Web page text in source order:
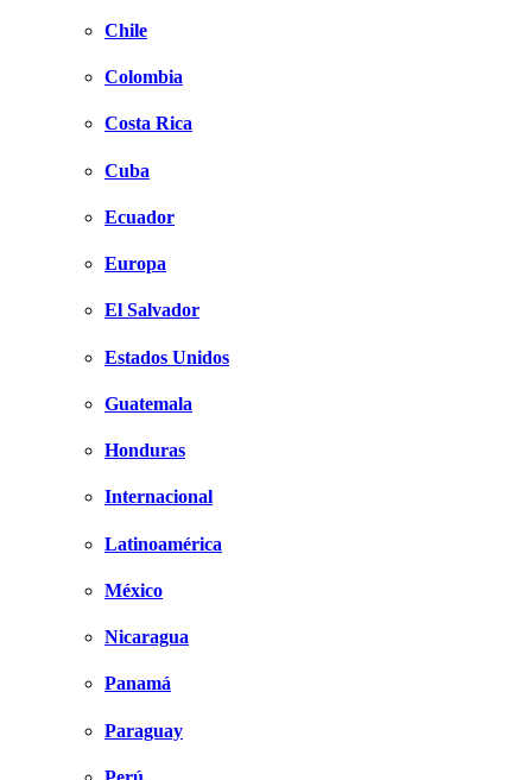
Chile
Colombia
Costa Rica
Cuba
Ecuador
Europa
El Salvador
Estados Unidos
Guatemala
Honduras
Internacional
Latinoamérica
México
Nicaragua
Panamá
Paraguay